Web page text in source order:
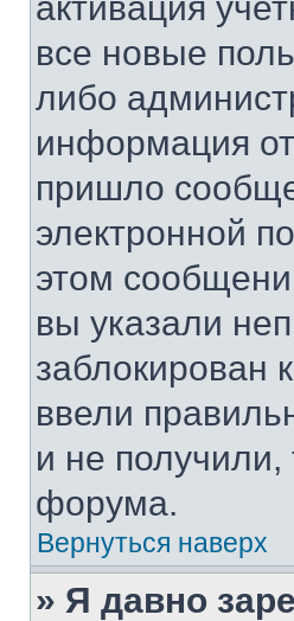
все новые
либо
информация
пришло
электронной
этом
вы указали
заблокирован
ввели
и не
форума.
Вернуться наверх
» Я давно